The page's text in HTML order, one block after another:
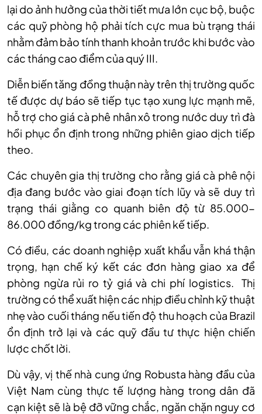
lại do ảnh hưởng của thời tiết mưa lớn cục bộ, buộc
các quỹ phòng hộ phải tích cực mua bù trạng thái
nhằm đảm bảo tính thanh khoản trước khi bước vào
các tháng cao điểm của quý III.
Diễn biến tăng đồng thuận này trên thị trường quốc
tế được dự báo sẽ tiếp tục tạo xung lực mạnh mẽ,
hỗ trợ cho giá cà phê nhân xô trong nước duy trì đà
hồi phục ổn định trong những phiên giao dịch tiếp
theo.
Các chuyên gia thị trường cho rằng giá cà phê nội
địa đang bước vào giai đoạn tích lũy và sẽ duy trì
trạng thái giằng co quanh biên độ từ 85.000-
86.000 đồng/kg trong các phiên kế tiếp.
Có điều, các doanh nghiệp xuất khẩu vẫn kháthận
trọng, hạn chế ký kết các đơn hàng giao xa để
phòng ngừa rủi ro tỷ giá và chi phí logistics. Thị
trường có thể xuất hiện các nhịp điều chỉnh kỹ thuật
nhẹ vào cuối tháng nếu tiến độ thu hoạch của Brazil
ổn định trở lại và các quỹ đầu tư thực hiện chiến
lược chốt lời.
Dù vậy, vị thế nhà cung ứng Robusta hàng đầu của
Việt Nam cùng thực tế lượng hàng trong dân đã
cạn kiệt sẽ là bệ đỡ vững chắc, ngăn chặn nguy cơ